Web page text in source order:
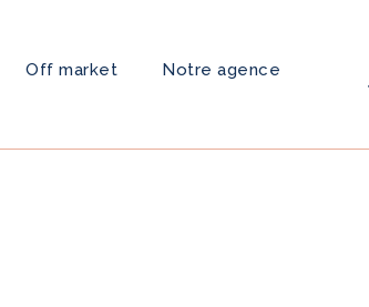
Off market Notre agence